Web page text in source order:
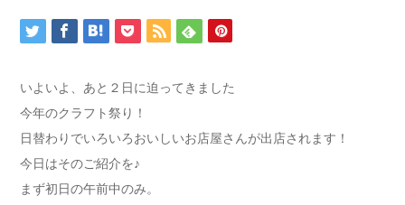
いよいよ、あと２日に迫ってきました
今年のクラフト祭り！
日替わりでいろいろおいしいお店屋さんが出店されます！
今日はそのご紹介を♪
まず初日の午前中のみ。